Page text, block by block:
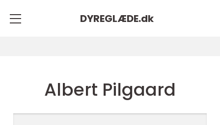
DYREGLÆDE.dk
Albert Pilgaard